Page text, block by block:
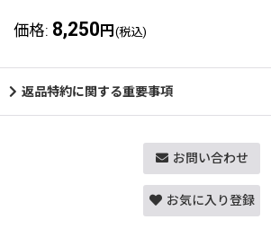
価格: 8,250 円 (税込)
返品特約に関する重要事項
お問い合わせ
お気に入り登録